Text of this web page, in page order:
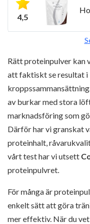
4,5
Rätt proteinpulver kan
att faktiskt se resultat i
av burkar med stora
marknadsföring som
Därför har vi granskat
proteinhalt,
vårt test har vi utsett
proteinpulvret.
För många är
enkelt sätt att göra
mer effektiv. När du